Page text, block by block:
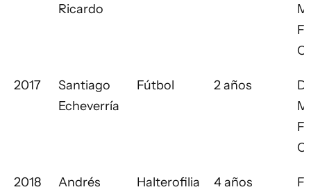
Ricardo
2017
Santiago
Echeverría
Fútbol 2 años
2018
Andrés
Halterofilia 4 años